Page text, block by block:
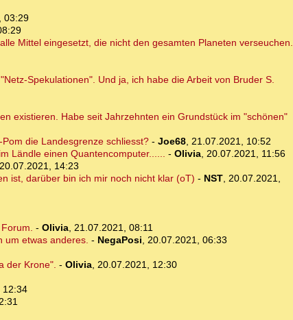
03:29
Mittel eingesetzt, die nicht den gesamten Planeten verseuchen.
Spekulationen". Und ja, ich habe die Arbeit von Bruder S.
existieren. Habe seit Jahrzehnten ein Grundstück im "schönen"
die Landesgrenze schliesst?- Joe68, 21.07.2021, 10:52
Ländle einen Quantencomputer...... - Olivia, 20.07.2021, 11:56
20.07.2021, 14:23
ist, darüber bin ich mir noch nicht klar (oT) - NST, 20.07.2021,
- Olivia, 21.07.2021, 08:11
um etwas anderes. - NegaPosi, 20.07.2021, 06:33
der Krone". - Olivia, 20.07.2021, 12:30
12:34